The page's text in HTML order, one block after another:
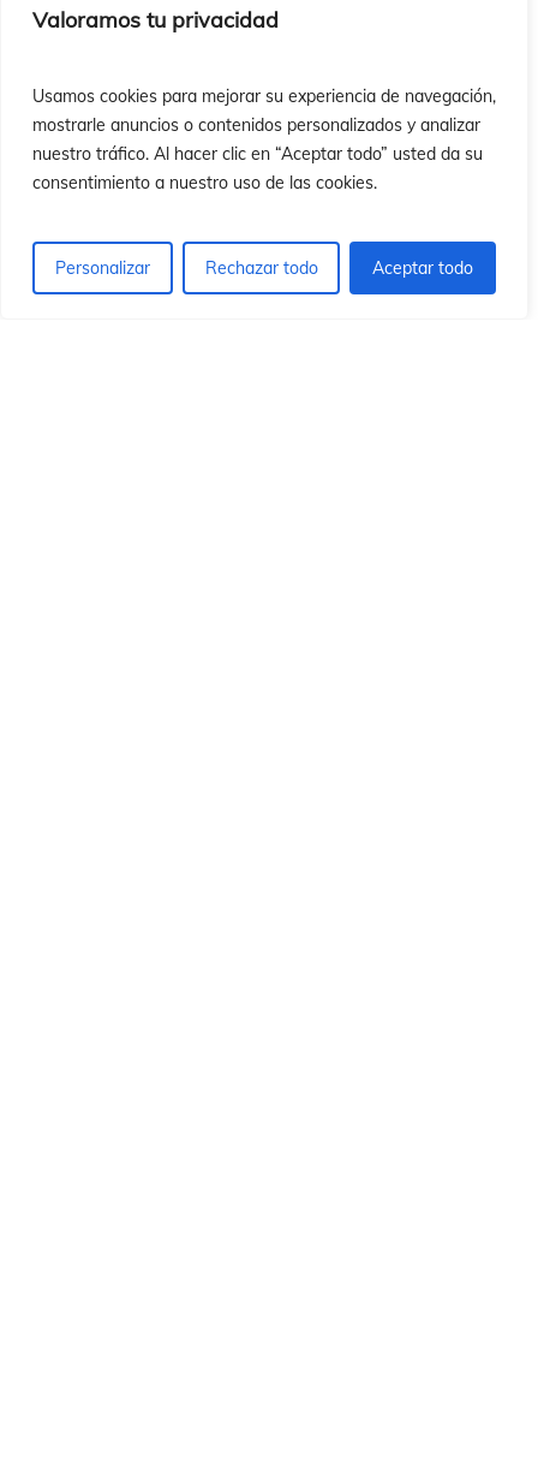
Valoramos tu privacidad
Usamos cookies para mejorar su experiencia de navegación,
mostrarle anuncios o contenidos personalizados y analizar
nuestro tráfico. Al hacer clic en “Aceptar todo” usted da su
consentimiento a nuestro uso de las cookies.
Personalizar Rechazar todo Aceptar todo